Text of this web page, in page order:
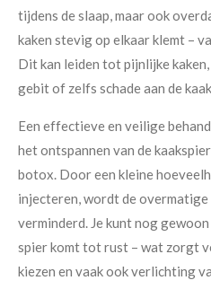
tijdens de slaap, maar ook
kaken stevig op elkaar klemt –
Dit kan leiden tot pijnlijke
gebit of zelfs schade aan de
Een effectieve en veilige
het ontspannen van de
botox. Door een kleine
injecteren, wordt de
verminderd. Je kunt nog
spier komt tot rust – wat zorgt
kiezen en vaak ook verlichting